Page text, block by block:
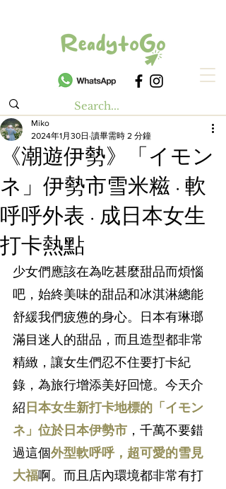
《潮遊伊勢》「イモン
ネ」伊勢市雪米糍 · 軟
呼呼外表 · 成日本女生
打卡熱點
Miko
2024年1月30日 讀畢需時 2 分鐘
少女們應該在為吃甚麼甜品而煩惱
吧，始終美味的甜品和冰淇淋總能
舒緩我們疲憊的身心。日本有琳瑯
滿目迷人的甜品，而且造型都非常
精緻，讓女生們忍不住要打卡紀
錄，為旅行增添美好回憶。今天介
紹 日本女生新打卡地標的「イモン
ネ」位於日本伊勢市 ，千萬不要錯
過這個外型軟呼呼，超可愛的雪見
大福啊。而且店內環境都非常有打